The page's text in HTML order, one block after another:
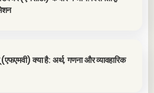
क्या है: अर्थ, गणना और व्यावहारिक